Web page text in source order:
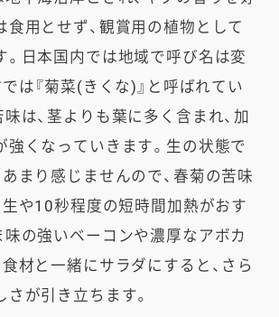
食用とせず、観賞用の植物として
。日本国内では地域で呼び名は変
は『菊菜(きくな)』と呼ばれてい
は、茎よりも葉に多く含まれ、加
強くなっていきます。生の状態で
あまり感じませんので、春菊の苦味
生や10秒程度の短時間加熱がおす
味の強いベーコンや濃厚なアボカ
食材と一緒にサラダにすると、さら
さが引き立ちます。